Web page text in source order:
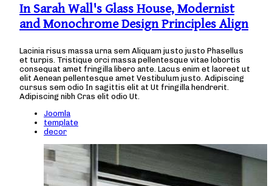
In Sarah Wall's Glass House, Modernist
and Monochrome Design Principles Align
Lacinia risus massa urna sem Aliquam justo justo Phasellus
et turpis. Tristique orci massa pellentesque vitae lobortis
consequat amet fringilla libero ante. Lacus enim et laoreet ut
elit Aenean pellentesque amet Vestibulum justo. Adipiscing
cursus sem odio In sagittis elit at Ut fringilla hendrerit.
Adipiscing nibh Cras elit odio Ut.
Joomla
template
decor